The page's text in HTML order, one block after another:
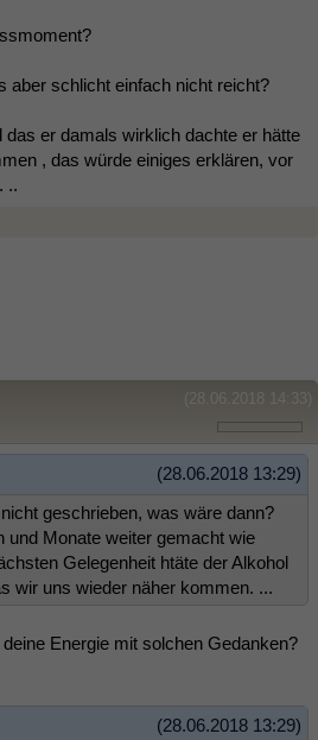
aber schlicht einfach nicht reicht?
er damals wirklich dachte er hätte
, das würde einiges erklären, vor
..
(28.06.2018 14:33)
(28.06.2018 13:29)
geschrieben, was wäre dann?
und Monate weiter gemacht wie
Gelegenheit htäte der Alkohol
wir uns wieder näher kommen. ...
Energie mit solchen Gedanken?
(28.06.2018 13:29)